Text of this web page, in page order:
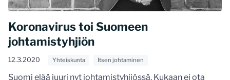
Koronavirus toi Suomeen
johtamistyhjiön
12.3.2020 Yhteiskunta Itsen johtaminen
Suomi elää juuri nyt johtamistyhjiössä. Kukaan ei ota